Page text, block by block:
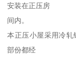
安装在正压房
间内。
本正压小屋采用冷轧
部份都经